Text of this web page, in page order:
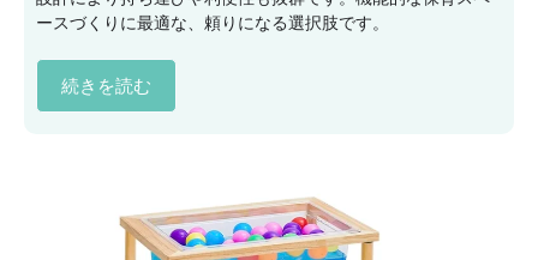
ースづくりに最適な、頼りになる選択肢です。
続きを読む